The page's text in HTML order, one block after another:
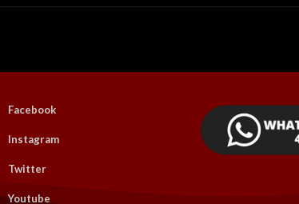
Facebook
Instagram
Twitter
Youtube